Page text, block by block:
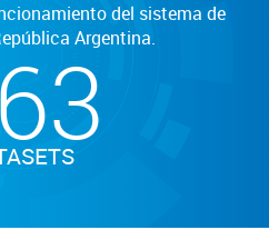
del sistema de
Argentina.